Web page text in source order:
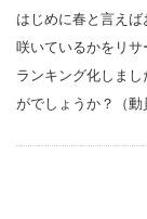
はじめに春と言え
咲いているかをリ
ランキング化しま
がでしょうか？（